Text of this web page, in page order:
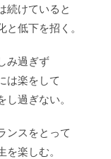
続けていると
と低下を招く。
み過ぎず
は楽をして
し過ぎない。
ンスをとって
を楽しむ。